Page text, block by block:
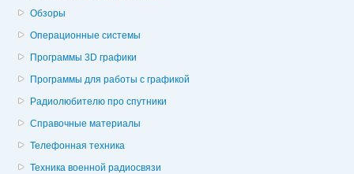
Обзоры
Операционные системы
Программы 3D графики
Программы для работы с графикой
Радиолюбителю про спутники
Справочные материалы
Телефонная техника
Техника военной радиосвязи